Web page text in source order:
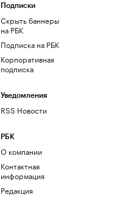
Подписки
Скрыть баннеры
на РБК
Подписка на РБК
Корпоративная
подписка
Уведомления
RSS Новости
РБК
О компании
Контактная
информация
Редакция